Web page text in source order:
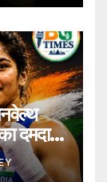
दमदार